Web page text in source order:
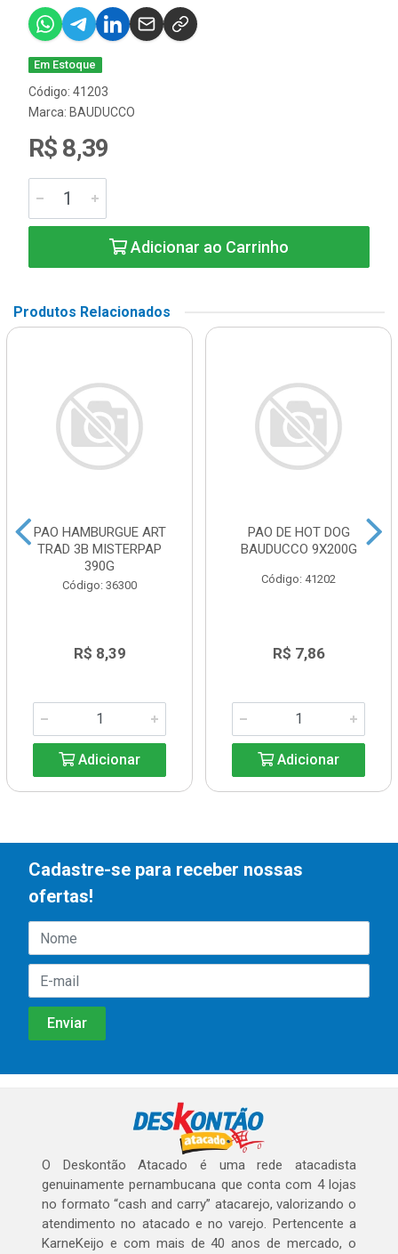
Em Estoque
Código: 41203
Marca: BAUDUCCO
R$ 8,39
Adicionar ao Carrinho
Produtos Relacionados
PAO HAMBURGUE ART
TRAD 3B MISTERPAP
390G
Código: 36300
R$ 8,39
Adicionar
PAO DE HOT DOG
BAUDUCCO 9X200G
Código: 41202
R$ 7,86
Adicionar
Cadastre-se para receber nossas
ofertas!
O Deskontão Atacado é uma rede atacadista
genuinamente pernambucana que conta com 4 lojas
no formato “cash and carry” atacarejo, valorizando o
atendimento no atacado e no varejo. Pertencente a
KarneKeijo e com mais de 40 anos de mercado, o